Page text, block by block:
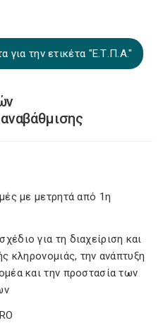
για την ετικέτα "Ε.Τ.Π.Α."
με μετρητά από 1η
για τη διαχείριση και
κληρονομιάς, την ανάπτυξη
και την προστασία των